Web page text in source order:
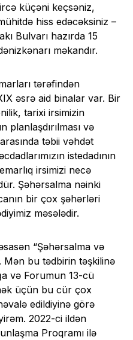
küçəni keçsəniz,
hiss edəcəksiniz –
Bulvarı hazırda 15
məkandır.
tərəfindən
əsrə aid binalar var. Bir
tarixi irsimizin
planlaşdırılması və
təbii vəhdət
istedadının
irsimizi necə
Şəhərsalma nəinki
bir çox şəhərləri
məsələdir.
“Şəhərsalma və
Mən bu tədbirin təşkilinə
və Forumun 13-cü
üçün bu cür çox
edildiyinə görə
2022-ci ildən
Proqramı ilə